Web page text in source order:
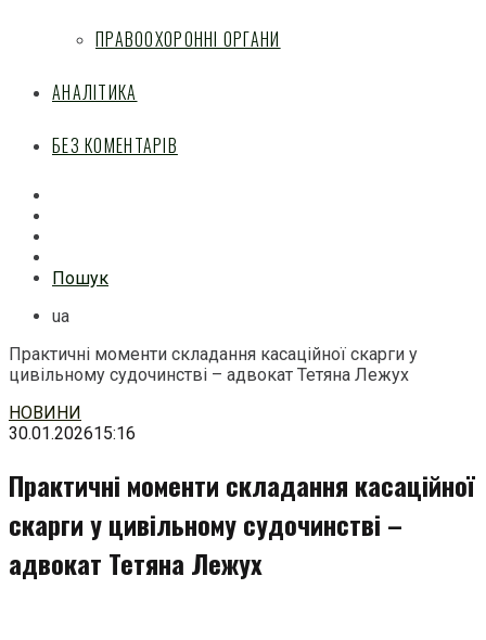
ПРАВООХОРОННІ ОРГАНИ
АНАЛІТИКА
БЕЗ КОМЕНТАРІВ
Пошук
ua
Практичні моменти складання касаційної скарги у
цивільному судочинстві – адвокат Тетяна Лежух
Перейти
до
НОВИНИ
30.01.202615:16
Практичні моменти складання касаційної
скарги у цивільному судочинстві –
адвокат Тетяна Лежух